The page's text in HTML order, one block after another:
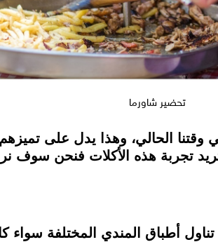
تحضير شاورما
الحالي، وهذا يدل على
تريد تجربة هذه الأكلات فنحن
أطباق المندي المختلفة